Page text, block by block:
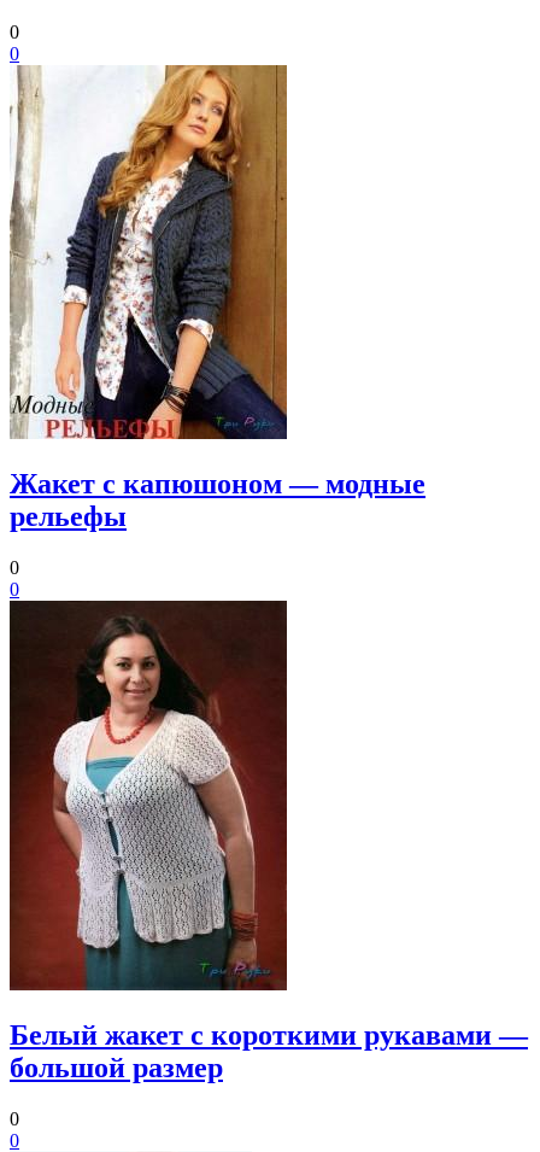
0
0
Жакет с капюшоном — модные
рельефы
0
0
Белый жакет с короткими рукавами —
большой размер
0
0